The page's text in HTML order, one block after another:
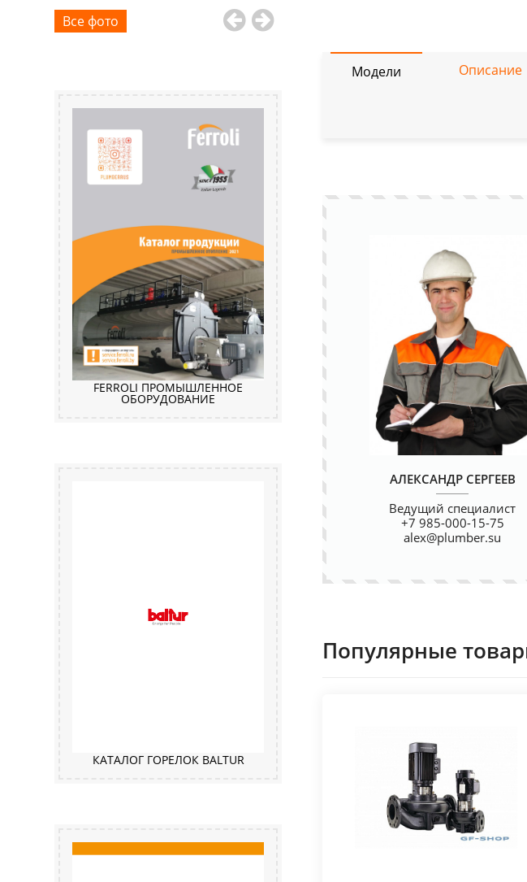
Все фото
FERROLI ПРОМЫШЛЕННОЕ
ОБОРУДОВАНИЕ
КАТАЛОГ ГОРЕЛОК BALTUR
Модели Описание
АЛЕКСАНДР СЕРГЕЕВ
Ведущий специалист
+7 985-000-15-75
alex@plumber.su
Популярные